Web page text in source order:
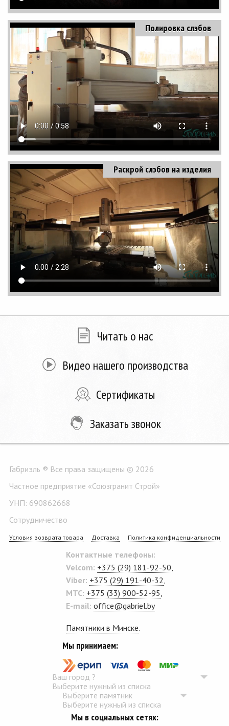
Полировка слэбов
Раскрой слэбов на изделия
Читать о нас
Видео нашего производства
Сертификаты
Заказать звонок
Габриэль ® Все права защищены © 2026
Частное предприятие «Союзгранит Строй»
УНП: 690862668
Сотрудничество
Условия возврата товара Доставка Политика конфиденциальности
Контактные телефоны:
Velcom: +375 (29) 181-92-50
Viber: +375 (29) 191-40-32
MTC: +375 (33) 900-52-95
E-mail: office@gabriel.by
Памятники в Минске.
Мы принимаем:
Ваш город ?
Выберите нужный из списка
Выберите памятник
Выберите нужный из списка
Мы в социальных сетях: